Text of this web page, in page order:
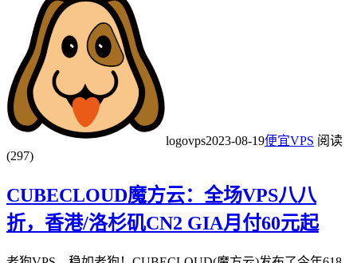
logovps2023-08-19便宜VPS 阅读
(297)
CUBECLOUD魔方云：全场VPS八八
折，香港/洛杉矶CN2 GIA月付60元起